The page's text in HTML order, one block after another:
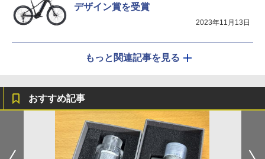
デザイン賞を受賞
2023年11月13日
もっと関連記事を見る
おすすめ記事